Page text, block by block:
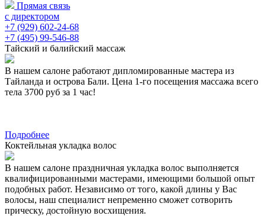
Прямая связь
с директором
+7 (929) 602-24-68
+7 (495) 99-546-88
Тайский и балийский массаж
В нашем салоне работают дипломированные мастера из
Тайланда и острова Бали. Цена 1-го посещения массажа всего
тела 3700 руб за 1 час!
Подробнее
Коктейльная укладка волос
В нашем салоне праздничная укладка волос выполняется
квалифицированными мастерами, имеющими большой опыт
подобных работ. Независимо от того, какой длины у Вас
волосы, наш специалист непременно сможет сотворить
прическу, достойную восхищения.